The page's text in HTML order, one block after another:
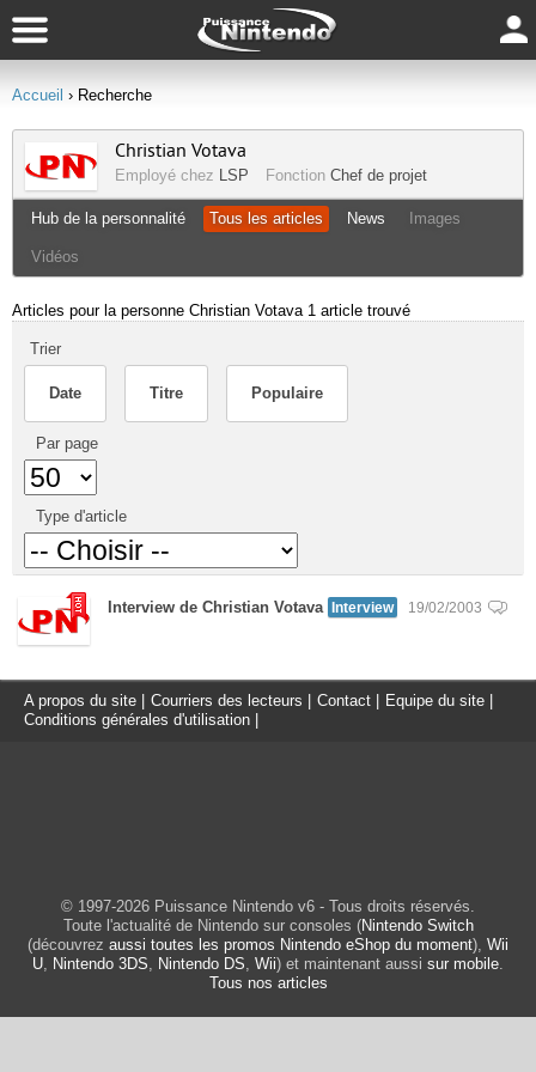
Accueil › Recherche
Christian Votava
Employé chez LSP Fonction Chef de projet
Hub de la personnalité Tous les articles News Images
Vidéos
Articles pour la personne Christian Votava 1 article trouvé
Trier
Date Titre Populaire
Par page
Type d'article
Interview de Christian Votava Interview 19/02/2003
A propos du site Courriers des lecteurs Contact Equipe du site
Conditions générales d'utilisation
© 1997-2026 Puissance Nintendo v6 - Tous droits réservés.
Toute l'actualité de Nintendo sur consoles (Nintendo Switch
(découvrez aussi toutes les promos Nintendo eShop du moment), Wii
U, Nintendo 3DS, Nintendo DS, Wii) et maintenant aussi sur mobile.
Tous nos articles